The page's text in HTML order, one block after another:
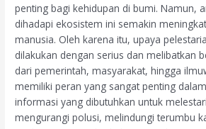
penting bagi kehidupan di bumi. Namun,
dihadapi ekosistem ini semakin
manusia. Oleh karena itu, upaya
dilakukan dengan serius dan melibatkan
dari pemerintah, masyarakat, hingga
memiliki peran yang sangat penting
informasi yang dibutuhkan untuk
mengurangi polusi, melindungi terumbu